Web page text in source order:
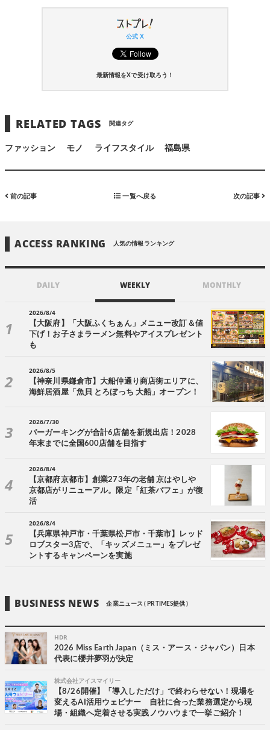
公式 X
最新情報をXで受け取ろう！
RELATED TAGS 関連タグ
ファッション モノ ライフスタイル 福島県
前の記事 一覧へ戻る 次の記事
ACCESS RANKING 人気の情報ランキング
DAILY WEEKLY MONTHLY
2026/8/4
【大阪府】「大阪ふくちぁん」メニュー改訂＆値
下げ！お子さまラーメン無料やアイスプレゼント
も
2026/8/5
【神奈川県鎌倉市】大船仲通り商店街エリアに、
海鮮居酒屋「魚貝 とろぼっち 大船」オープン！
2026/7/30
バーガーキングが合計6店舗を新規出店！2028
年末までに全国600店舗を目指す
2026/8/4
【京都府京都市】創業273年の老舗 京はやしや
京都店がリニューアル。限定「紅茶パフェ」が復
活
2026/8/4
【兵庫県神戸市・千葉県松戸市・千葉市】レッド
ロブスター3店で、「キッズメニュー」をプレゼ
ントするキャンペーンを実施
BUSINESS NEWS 企業ニュース ( PR TIMES提供 )
HDR
2026 Miss Earth Japan（ミス・アース・ジャパン）日本
代表に櫻井夢羽が決定
株式会社アイスマイリー
【8/26開催】「導入しただけ」で終わらせない！現場を
変えるAI活用ウェビナー 自社に合った業務選定から現
場・組織へ定着させる実践ノウハウまで一挙ご紹介！